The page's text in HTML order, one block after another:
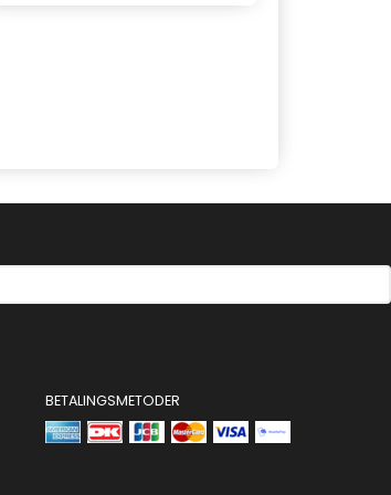
BETALINGSMETODER